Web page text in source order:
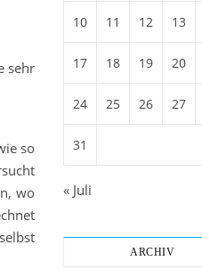
sehr
so
wo
10 11 12 13
17 18 19 20
24 25 26 27
31
« Juli
ARCHIV